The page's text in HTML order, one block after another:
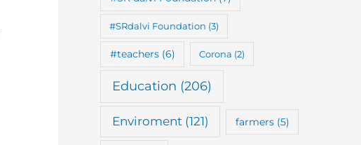
#SRdalvi Foundation (3)
#teachers(6) Corona (2)
Education (206)
Enviroment(121) farmers(5)